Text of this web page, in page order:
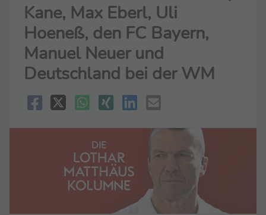
Kane, Max Eberl, Uli
Hoeneß, den FC Bayern,
Manuel Neuer und
Deutschland bei der WM